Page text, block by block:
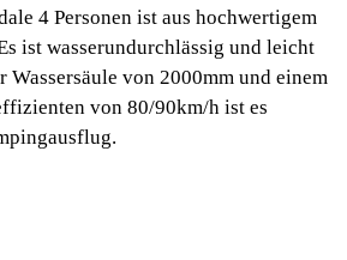
4 Personen ist aus hochwertigem
ist wasserundurchlässig und leicht
von 2000mm und einem
von 80/90km/h ist es